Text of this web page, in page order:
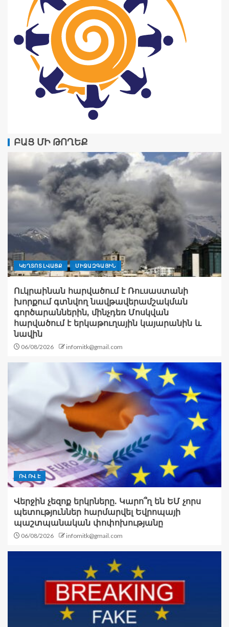
ԲԱՑ ՄԻ ԹՈՂԵՔ
ԿԵՂՏՈՏ ԼՎԱՑՔ ՄԻՋԱԶԳԱՅԻՆ
Ուկրաինան հարվածում է Ռուսաստանի
խորքում գտնվող նավթավերամշակման
գործարաններին, մինչդեռ Մոսկվան
հարվածում է երկաթուղային կայարանին և
նավին
06/08/2026 infomitk@gmail.com
ՈՎ ՈՎ Է
Վերջին չեզոք երկրները. Կարո՞ղ են ԵՄ չորս
պետություններ հարմարվել Եվրոպայի
պաշտպանական փոփոխությանը
06/08/2026 infomitk@gmail.com